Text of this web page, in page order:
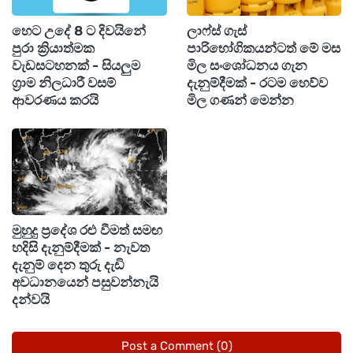
ඇතුළු සහන කණ්ඩායම් එක්ව රෝහල් ගත කිරීමට
කටයුතු කර තිබුණේ 51 දෙනෙකු නිරුපද්‍රිතව බේරා
එම නිවාසය ඉදිරිපිට ඇති බටගොඩ ප්‍රාථමික විද්‍යාලීය
ගොඩනැගිල්ලට රැගෙන ගොස් ඇත්තේ යුද හමුදාවේ
බස් රථවලිනි.
එමෙන්ම තවත් කොටසක් බටගොඩ දිවා සුරැකුම්
මධ්‍යස්ථානයටත් රැගෙන ගොස් ඇත. කෙසේ වෙතත්
මෙම සිද්ධිය සම්බන්ධයෙන් විවිධ පිරිස් විවිධ කතා
පවසයි.
ඒ අතර මෙම සිද්ධිය මුලින්ම දුටු ප්‍රදේශවාසියෙක්
සඳහන් කළේ,
හෙට උදේ 8 ට දිවයිනේ
පුරා ක්‍රියාත්මක
වැඩසටහනක් - සියලුම
ග්‍රාම නිලධාරී වසම්
ආවරණය කරයි
ලාෆ්ස් ගැස්
පාරිභෝගිකයන්ටත් මේ මස
මිල සංශෝධනය ගැන
දැනුම්දීමක් - රටම හෙව්ව
මිල ගණන් මෙන්න
මුහුදු ප්‍රදේශ රළු වීමත් සමඟ
හදිසි දැනුම්දීමක් - නැවත
දැනුම් දෙන තුරු දැඩි
අවධානයෙන් පසුවන්නැයි
දන්වයි
Post a Comment (0)